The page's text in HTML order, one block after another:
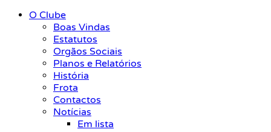
O Clube
Boas Vindas
Estatutos
Orgãos Sociais
Planos e Relatórios
História
Frota
Contactos
Notícias
Em lista